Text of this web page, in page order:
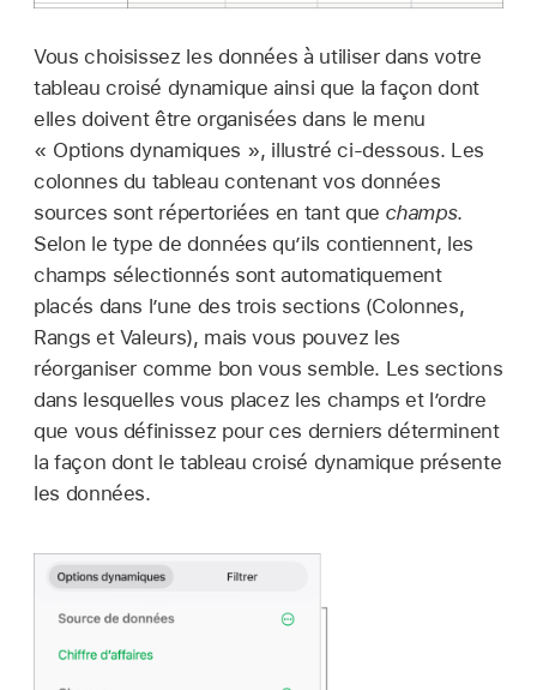
Vous choisissez les données à utiliser dans votre
tableau croisé dynamique ainsi que la façon dont
elles doivent être organisées dans le menu
« Options dynamiques », illustré ci-dessous. Les
colonnes du tableau contenant vos données
sources sont répertoriées en tant que champs.
Selon le type de données qu’ils contiennent, les
champs sélectionnés sont automatiquement
placés dans l’une des trois sections (Colonnes,
Rangs et Valeurs), mais vous pouvez les
réorganiser comme bon vous semble. Les sections
dans lesquelles vous placez les champs et l’ordre
que vous définissez pour ces derniers déterminent
la façon dont le tableau croisé dynamique présente
les données.